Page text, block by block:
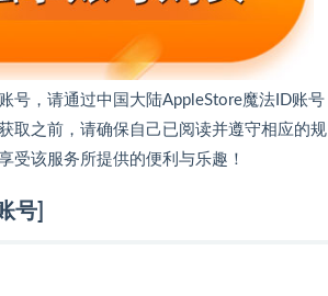
号，请通过中国大陆AppleStore魔法ID账号
取之前，请确保自己已阅读并遵守相应的规
受该服务所提供的便利与乐趣！
号]